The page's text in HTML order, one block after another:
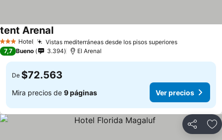
3 Estrellas
Hotel Vistas mediterráneas desde los pisos superioresVer precios
tent ArenalVer precios
7,7 Bueno 3.394 El Arenal
De $72.563
Mira precios de 9 páginas Ver precios
Compartir